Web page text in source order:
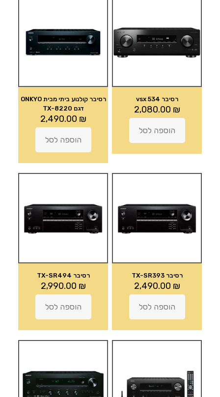
רסיבר vsx 534
2,080.00 ₪
הוספה לסל
רסיבר קולנוע ביתי מבית ONKYO
דגם TX-8220
2,490.00 ₪
הוספה לסל
רסיבר TX-SR393
2,490.00 ₪
הוספה לסל
רסיבר TX-SR494
2,990.00 ₪
הוספה לסל